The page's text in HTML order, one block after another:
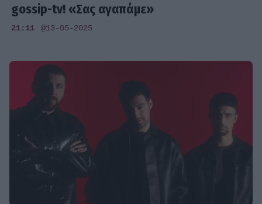
gossip-tv! «Σας αγαπάμε»
21:11 @13-05-2025